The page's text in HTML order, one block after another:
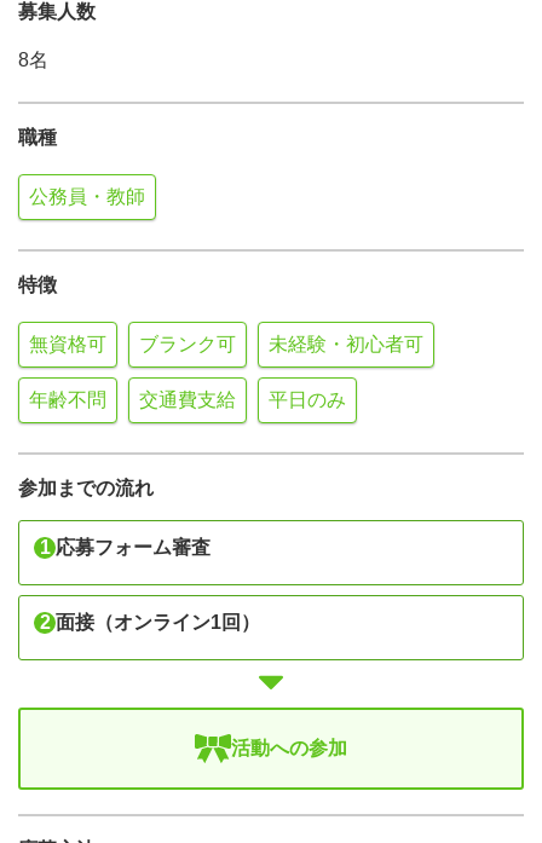
募集人数
8名
職種
公務員・教師
特徴
無資格可 ブランク可 未経験・初心者可
年齢不問 交通費支給 平日のみ
参加までの流れ
1 応募フォーム審査
2 面接（オンライン1回）
活動への参加